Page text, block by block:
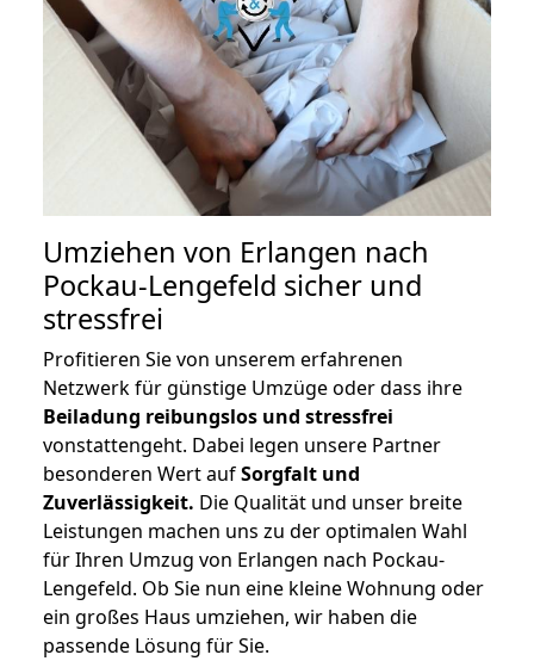
Umziehen von Erlangen nach
Pockau-Lengefeld sicher und
stressfrei
Profitieren Sie von unserem erfahrenen
Netzwerk für günstige Umzüge oder dass ihre
Beiladung reibungslos und stressfrei
vonstattengeht. Dabei legen unsere Partner
besonderen Wert aufSorgfalt und
Zuverlässigkeit. Die Qualität und unser breite
Leistungen machen uns zu der optimalen Wahl
für Ihren Umzug von Erlangen nach Pockau-
Lengefeld. Ob Sie nun eine kleine Wohnung oder
ein großes Haus umziehen, wir haben die
passende Lösung für Sie.